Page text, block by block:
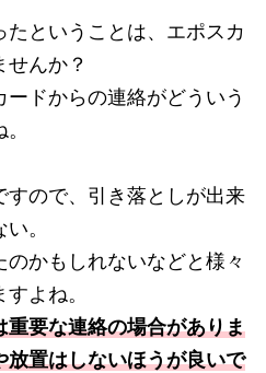
ということは、エポスカ
んか？
ドからの連絡がどういう
すので、引き落としが出来
。
かもしれないなどと様々
よね。
要な連絡の場合がありま
置はしないほうが良いで